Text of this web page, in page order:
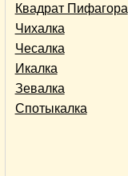
Квадрат Пифагора
Чихалка
Чесалка
Икалка
Зевалка
Спотыкалка